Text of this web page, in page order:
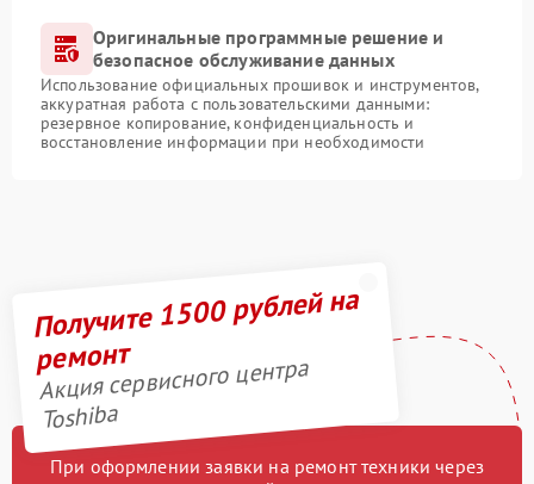
Оригинальные программные решение и
безопасное обслуживание данных
Использование официальных прошивок и инструментов,
аккуратная работа с пользовательскими данными:
резервное копирование, конфиденциальность и
восстановление информации при необходимости
Получите 1500 рублей на
ремонт
Акция сервисного центра
Toshiba
При оформлении заявки на ремонт техники через